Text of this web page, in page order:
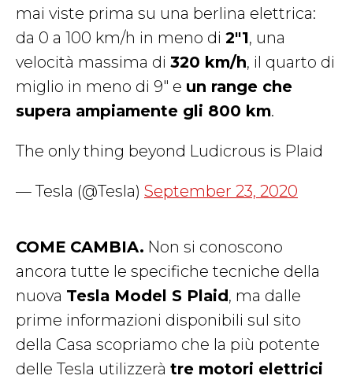
mai viste prima su una berlina elettrica:
da 0 a 100 km/h in meno di 2″1, una
velocità massima di 320 km/h, il quarto di
miglio in meno di 9″ e un range che
supera ampiamente gli 800 km.
The only thing beyond Ludicrous is Plaid
— Tesla (@Tesla) September 23, 2020
COME CAMBIA. Non si conoscono
ancora tutte le specifiche tecniche della
nuova Tesla Model S Plaid , ma dalle
prime informazioni disponibili sul sito
della Casa scopriamo che la più potente
delle Tesla utilizzerà tre motori elettrici